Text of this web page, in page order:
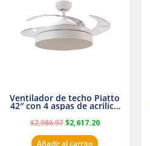
Ventilador de techo Piatto
42″ con 4 aspas de acrilico
transparente
$2,986.97
$2,986.97.
$2,617.20
Añadir al carrito